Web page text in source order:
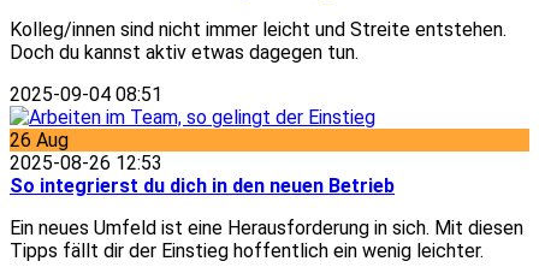
Kolleg/innen sind nicht immer leicht und Streite entstehen.
Doch du kannst aktiv etwas dagegen tun.
2025-09-04 08:51
26 Aug
2025-08-26 12:53
So integrierst du dich in den neuen Betrieb
Ein neues Umfeld ist eine Herausforderung in sich. Mit diesen
Tipps fällt dir der Einstieg hoffentlich ein wenig leichter.